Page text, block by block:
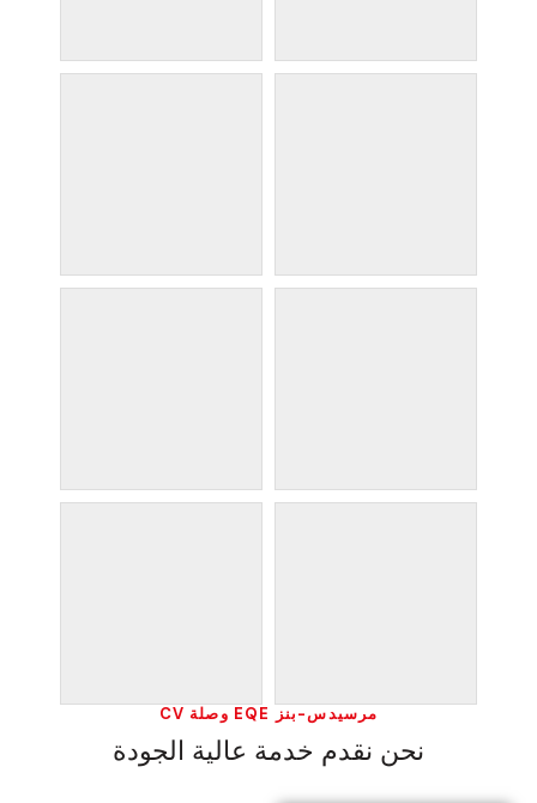
مرسيدس-بنز EQE وصلة CV
نحن نقدم خدمة عالية الجودة